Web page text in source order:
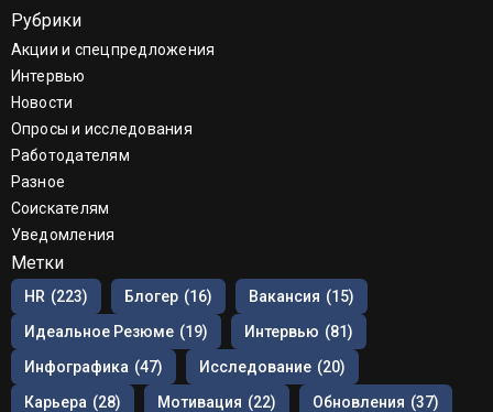
Рубрики
Акции и спецпредложения
Интервью
Новости
Опросы и исследования
Работодателям
Разное
Соискателям
Уведомления
Метки
HR (223) Блогер (16) Вакансия (15)
Идеальное Резюме (19) Интервью (81)
Инфографика (47) Исследование (20)
Карьера (28) Мотивация (22) Обновления (37)